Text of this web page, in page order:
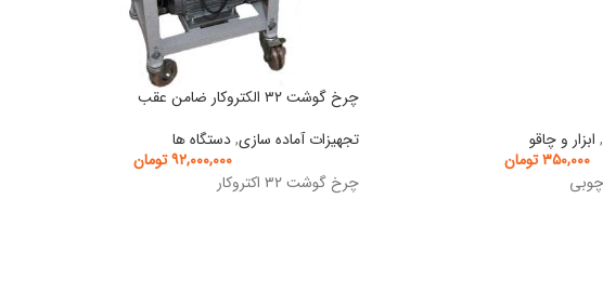
, ابزار و چاقو
۳۵۰,۰۰۰ تومان
چرخ گوشت ۳۲ الکتروکار ضامن عقب
تجهیزات آماده سازی,دستگاه ها
۹۲,۰۰۰,۰۰۰ تومان
چرخ گوشت ۳۲ اکتروکار